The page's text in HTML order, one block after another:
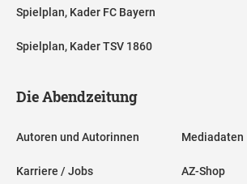
Spielplan, Kader FC Bayern
Spielplan, Kader TSV 1860
Die Abendzeitung
Autoren und Autorinnen
Karriere / Jobs
Mediadaten
AZ-Shop